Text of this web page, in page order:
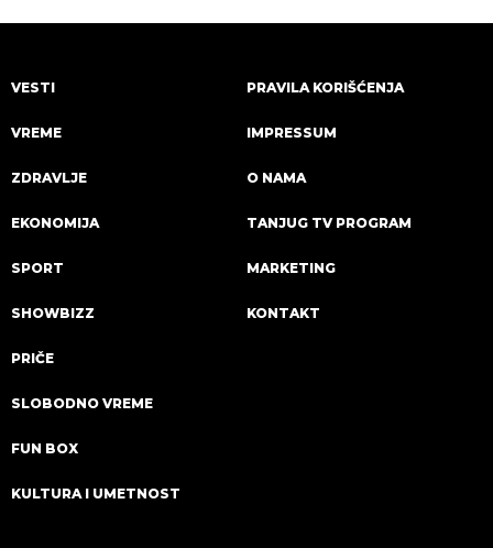
VESTI
VREME
ZDRAVLJE
EKONOMIJA
SPORT
SHOWBIZZ
PRIČE
SLOBODNO VREME
FUN BOX
KULTURA I UMETNOST
PRAVILA KORIŠĆENJA
IMPRESSUM
O NAMA
TANJUG TV PROGRAM
MARKETING
KONTAKT